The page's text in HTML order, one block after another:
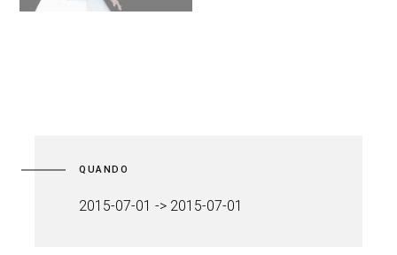
QUANDO
2015-07-01 -> 2015-07-01